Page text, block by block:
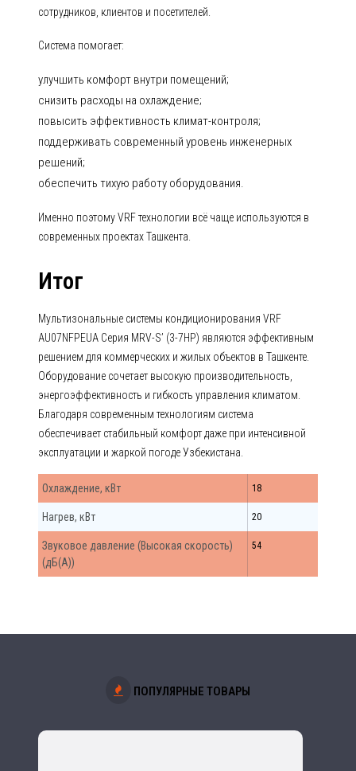
сотрудников, клиентов и посетителей.
Система помогает:
улучшить комфорт внутри помещений;
снизить расходы на охлаждение;
повысить эффективность климат-контроля;
поддерживать современный уровень инженерных
решений;
обеспечить тихую работу оборудования.
Именно поэтому VRF технологии всё чаще используются в
современных проектах Ташкента.
Итог
Мультизональные системы кондиционирования VRF
AU07NFPEUA Серия MRV-S’ (3-7HP) являются эффективным
решением для коммерческих и жилых объектов в Ташкенте.
Оборудование сочетает высокую производительность,
энергоэффективность и гибкость управления климатом.
Благодаря современным технологиям система
обеспечивает стабильный комфорт даже при интенсивной
эксплуатации и жаркой погоде Узбекистана.
Охлаждение, кВт 18
Нагрев, кВт 20
Звуковое давление (Высокая скорость)
(дБ(А))
54
ПОПУЛЯРНЫЕ ТОВАРЫ